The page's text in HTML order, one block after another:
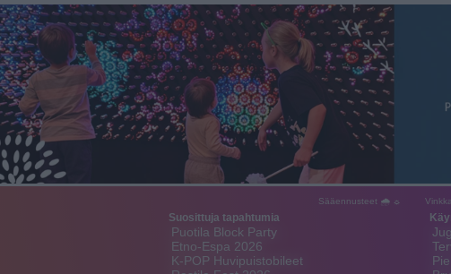
Sääennusteet 🌧 ☼
Suosittuja tapahtumia
Puotila Block Party
Etno-Espa 2026
K-POP Huvipuistobileet